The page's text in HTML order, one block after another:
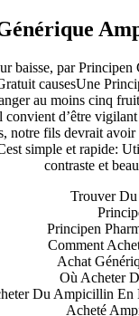
baisse, par
causesUne
au moins cinq
d’être
notre fils devrait
simple et rapide:
contraste et
Trouver
Principen
Comment
Achat
Où Acheter
Du Ampicillin En
Acheté